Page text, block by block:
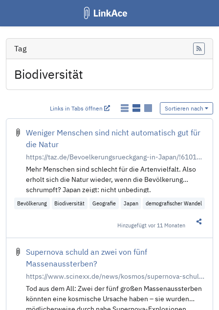
Tag
Biodiversität
Links in Tabs öffnen Sortieren nach
Weniger Menschen sind nicht automatisch gut für
die Natur
https://taz.de/Bevoelkerungsrueckgang-in-Japan/!6101115/
Mehr Menschen sind schlecht für die Artenvielfalt. Also
erholt sich die Natur wieder, wenn die Bevölkerung
schrumpft? Japan zeigt: nicht unbedingt.
Bevölkerung Biodiversität Geografie Japan demografischer Wandel
Hinzugefügtvor 11 Monaten
Supernova schuld an zwei von fünf
Massenaussterben?
https://www.scinexx.de/news/kosmos/supernova-schuld-an-zwei-von-fuenf-massenaussterben/
Tod aus dem All: Zwei der fünf großen Massenaussterben
könnten eine kosmische Ursache haben – sie wurden